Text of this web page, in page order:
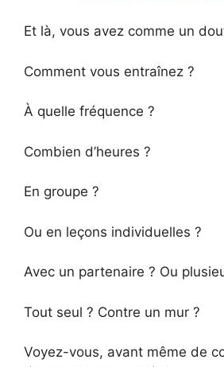
Et là, vous avez comme un
Comment vous entraînez ?
À quelle fréquence ?
Combien d’heures ?
En groupe ?
Ou en leçons individuelles ?
Avec un partenaire ? Ou
Tout seul ? Contre un mur ?
Voyez-vous, avant même de